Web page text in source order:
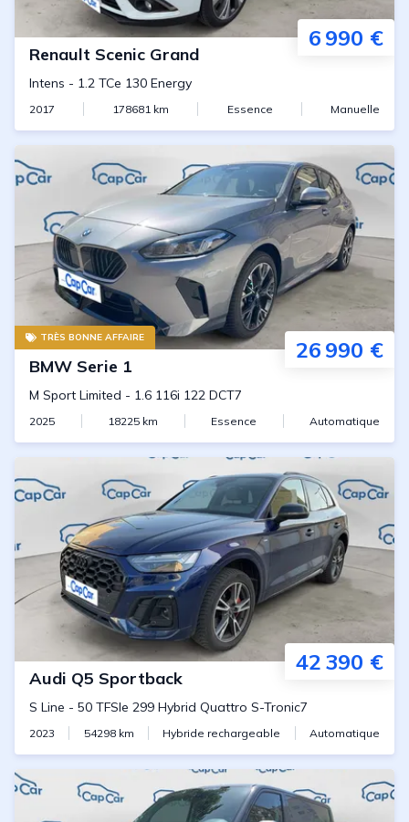
6 990 €
Renault Scenic Grand
Intens - 1.2 TCe 130 Energy
2017 178681 km Essence Manuelle
TRÈS BONNE AFFAIRE 26 990 €
BMW Serie 1
M Sport Limited - 1.6 116i 122 DCT7
2025 18225 km Essence Automatique
42 390 €
Audi Q5 Sportback
S Line - 50 TFSIe 299 Hybrid Quattro S-Tronic7
2023 54298km Hybride rechargeable Automatique